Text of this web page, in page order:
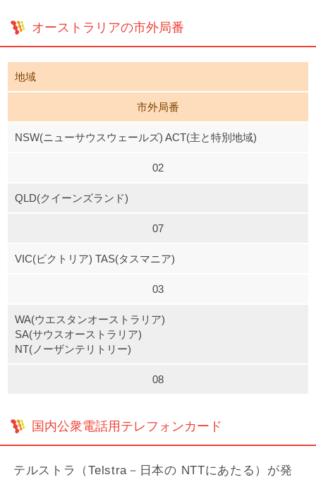
オーストラリアの市外局番
地域
市外局番
NSW(ニューサウスウェールズ) ACT(主と特別地域)
02
QLD(クイーンズランド)
07
VIC(ビクトリア) TAS(タスマニア)
03
WA(ウエスタンオーストラリア)
SA(サウスオーストラリア)
NT(ノーザンテリトリー)
08
国内公衆電話用テレフォンカード
テルストラ（Telstra－日本の NTTにあたる）が発